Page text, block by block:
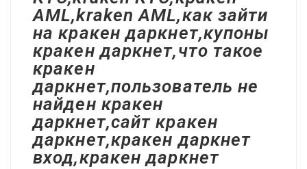
AML,kraken AML,как зайти
на кракен даркнет,купоны
кракен даркнет,что такое
кракен
даркнет,пользователь не
найден кракен
даркнет,сайт кракен
даркнет,кракен даркнет
вход,кракен даркнет